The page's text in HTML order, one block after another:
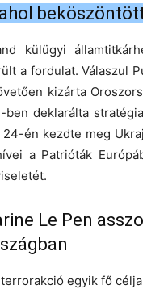
külügyi
a fordulat. Válaszul
kizárta
ben deklarálta
én kezdte meg
a Patrióták
Le Pen
egyik fő